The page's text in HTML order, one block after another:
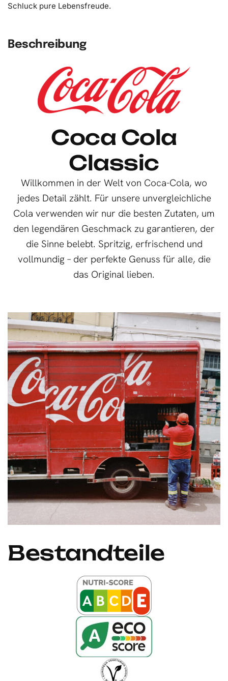
Schluck pure Lebensfreude.
Beschreibung
Coca Cola
Classic
Willkommen in der Welt von Coca-Cola, wo
jedes Detail zählt. Für unsere unvergleichliche
Cola verwenden wir nur die besten Zutaten, um
den legendären Geschmack zu garantieren, der
die Sinne belebt. Spritzig, erfrischend und
vollmundig – der perfekte Genuss für alle, die
das Original lieben.
Bestandteile